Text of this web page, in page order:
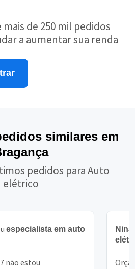
de 250 mil pedidos
a aumentar sua renda
similares em
pedidos para Auto
elétrico
especialista em auto
não estou
Nina